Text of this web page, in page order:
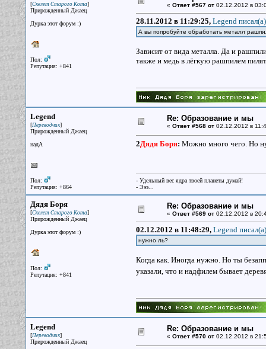
[Скелет Старого Кота]
Прирожденный Джаец
Дурка этот форум :)
Пол:
Репутация: +841
« Ответ #567 от02.12.2012 в
28.11.2012 в 11:29:25, Legend писал(a)
А вы попробуйте обработать металл
Зависит от вида металла. Да и
также и медь в лёгкую рашпилем
Legend
[Переводчик]
Прирожденный Джаец
надА
Пол:
Репутация: +864
Re: Образование и мы
« Ответ #568 от02.12.2012 в
2Дядя Боря: Можно много чего. Но
- Удельный вес ядра твоей планеты думай!
- Эээ...
Дядя Боря
[Скелет Старого Кота]
Прирожденный Джаец
Дурка этот форум :)
Пол:
Репутация: +841
Re: Образование и мы
« Ответ #569 от02.12.2012 в
02.12.2012 в 11:48:29, Legend писал(a)
нужно ль?
Когда как. Иногда нужно. Но ты
указали, что и надфилем бывает
Legend
[Переводчик]
Прирожденный Джаец
Re: Образование и мы
« Ответ #570 от02.12.2012 в